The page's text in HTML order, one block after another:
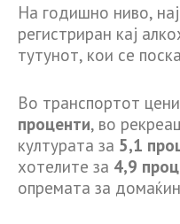
На годишно ниво,
регистриран кај
тутунот, кои се
Во транспортот
проценти, во
културата за 5,1
хотелите за 4,9
опремата за